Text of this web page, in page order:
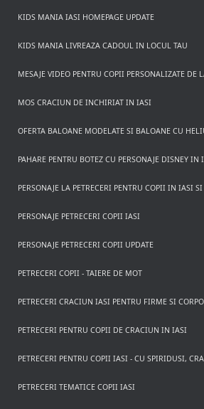
KIDS MANIA IASI HOMEPAGE UPDATE
KIDS MANIA LIVREAZA CADOUL IN LOCUL TAU
MESAJE VIDEO PENTRU COPII PERSONALIZATE DE
MOS CRACIUN DE INCHIRIAT IN IASI
OFERTA BALOANE MODELATE SI BALOANE CU
PAHARE PENTRU BOTEZ CU PERSONAJE DISNEY IN
PERSONAJE LA PETRECERI PENTRU COPII IN IASI
PERSONAJE PETRECERI COPII IASI
PERSONAJE PETRECERI COPII UPDATE
PETRECERI COPII - TAIERE DE MOT
PETRECERI CRACIUN IASI PENTRU FIRME SI
PETRECERI PENTRU COPII DE CRACIUN IN IASI
PETRECERI PENTRU COPII IASI - CU SPIRIDUSI,
PETRECERI TEMATICE COPII IASI